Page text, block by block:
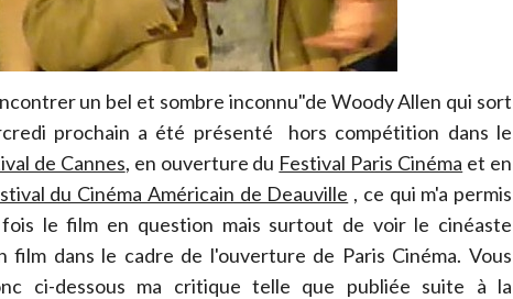
un bel et sombre inconnu"de Woody Allen qui sort
prochain a été présenté hors compétition dans le
de Cannes, en ouverture du Festival Paris Cinéma et en
du Cinéma Américain de Deauville , ce qui m'a permis
le film en question mais surtout de voir le cinéaste
film dans le cadre de l'ouverture de Paris Cinéma. Vous
ci-dessous ma critique telle que publiée suite à la